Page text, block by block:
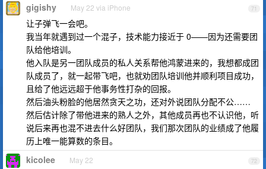
71
gigishy May 22 via iPhone
让子弹飞一会吧。
我当年就遇到过一个混子，技术能力接近于 0——因为还需要团
队给他培训。
他入队是另一团队成员的私人关系帮他鸿蒙进来的，我想都成团
队成员了，就一起带飞吧，也就劝团队培训他并顺利项目成功，
且给了他远远超于他事务性打杂的回报。
然后油头粉脸的他居然贪天之功，还对外说团队分配不公……
然后估计除了带他进来的熟人之外，其他成员再也不认识他，听
说后来再也混不进去什么好团队，我们那次团队的业绩成了他履
历上唯一能算数的条目。
72
kicolee May 22